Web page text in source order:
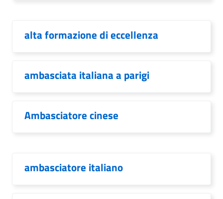
alta formazione di eccellenza
ambasciata italiana a parigi
Ambasciatore cinese
ambasciatore italiano